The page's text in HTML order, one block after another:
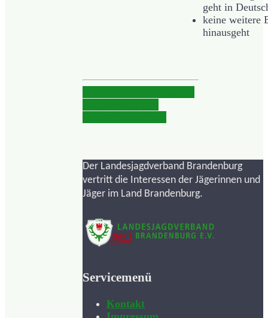
geht in
keine weitere
hinausgeht
Der Landesjagdverband Brandenburg
vertritt die Interessen der Jägerinnen und
Jäger im Land Brandenburg.
Servicemenü
Kontakt